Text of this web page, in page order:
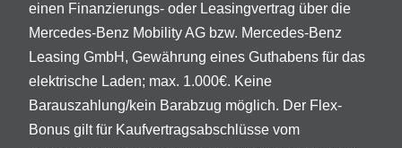
einen Finanzierungs- oder Leasingvertrag über die
Mercedes-Benz Mobility AG bzw. Mercedes-Benz
Leasing GmbH, Gewährung eines Guthabens für das
elektrische Laden; max. 1.000€. Keine
Barauszahlung/kein Barabzug möglich. Der Flex-
Bonus gilt für Kaufvertragsabschlüsse vom